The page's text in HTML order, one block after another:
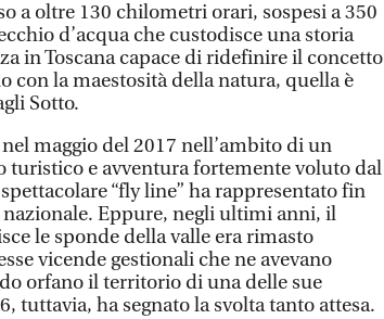
a oltre 130 chilometri orari, sospesi a 350
d’acqua che custodisce una storia
in Toscana capace di ridefinire il concetto
con la maestosità della natura, quella è
Sotto.
maggio del 2017 nell’ambito di un
turistico e avventura fortemente voluto dal
“fly line” ha rappresentato fin
Eppure, negli ultimi anni, il
le sponde della valle era rimasto
vicende gestionali che ne avevano
orfano il territorio di una delle sue
tuttavia, ha segnato la svolta tanto attesa.